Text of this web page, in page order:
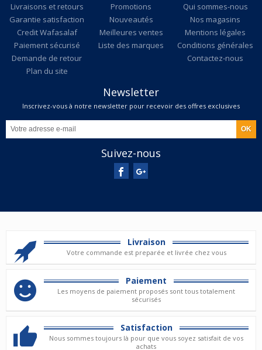
Livraisons et retours
Garantie satisfaction
Credit Wafasalaf
Paiement sécurisé
Demande de retour
Plan du site
Promotions
Nouveautés
Meilleures ventes
Liste des marques
Qui sommes-nous
Nos magasins
Mentions légales
Conditions générales
Contactez-nous
Newsletter
Inscrivez-vous à notre newsletter pour recevoir des offres exclusives
Suivez-nous
Livraison
Votre commande est preparée et livrée chez vous
Paiement
Les moyens de paiement proposés sont tous totalement
sécurisés
Satisfaction
Nous sommes toujours là pour que vous soyez satisfait de vos
achats